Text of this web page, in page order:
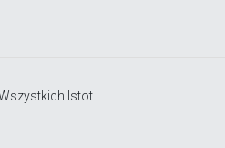
Istot